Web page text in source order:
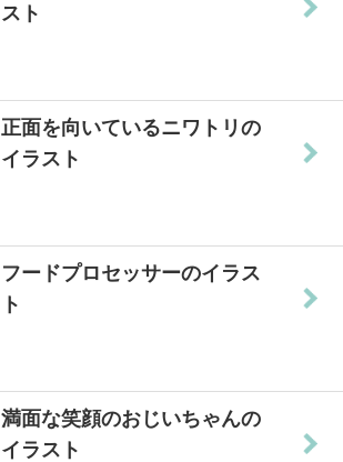
スト
正面を向いているニワトリの
イラスト
フードプロセッサーのイラス
ト
満面な笑顔のおじいちゃんの
イラスト